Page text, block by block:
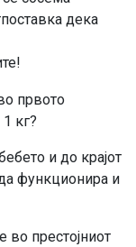
дека
првото
кг?
и до крајот
функционира и
во престојниот